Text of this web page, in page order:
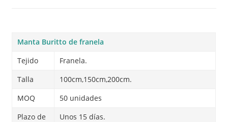
Manta Buritto de franela
Tejido
Franela.
Talla
100cm,150cm,200cm.
MOQ
50 unidades
Plazo de
Unos 15 días.